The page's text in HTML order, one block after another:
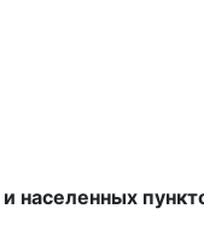
населенных